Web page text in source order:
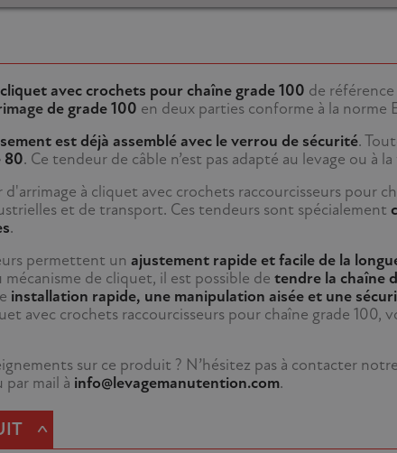
avec crochets pour chaîne grade 100 de
de grade 100 en deux parties conforme à la norme
est déjà assemblé avec le verrou de sécurité.
80. Ce tendeur de câble n’est pas adapté au levage ou à
à cliquet avec crochets raccourcisseurs pour
et de transport. Ces tendeurs sont spécialement
.
permettent un ajustement rapide et facile de la
mécanisme de cliquet, il est possible de tendre la chaîne
installation rapide, une manipulation aisée et une
avec crochets raccourcisseurs pour chaîne grade
sur ce produit ? N’hésitez pas à contacter
par mail à info@levagemanutention.com.
^